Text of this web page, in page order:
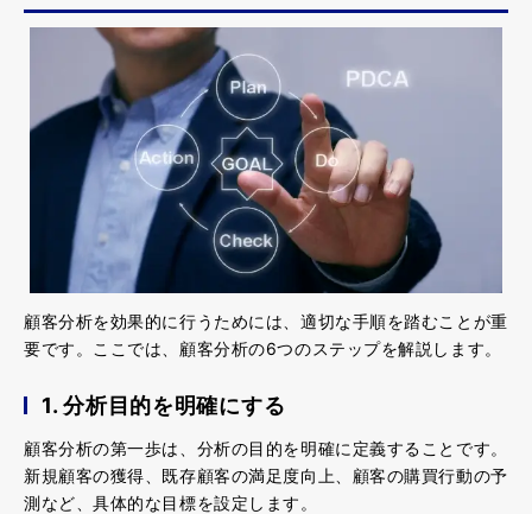
顧客分析を効果的に行うためには、適切な手順を踏むことが重
要です。ここでは、顧客分析の6つのステップを解説します。
1. 分析目的を明確にする
顧客分析の第一歩は、分析の目的を明確に定義することです。
新規顧客の獲得、既存顧客の満足度向上、顧客の購買行動の予
測など、具体的な目標を設定します。